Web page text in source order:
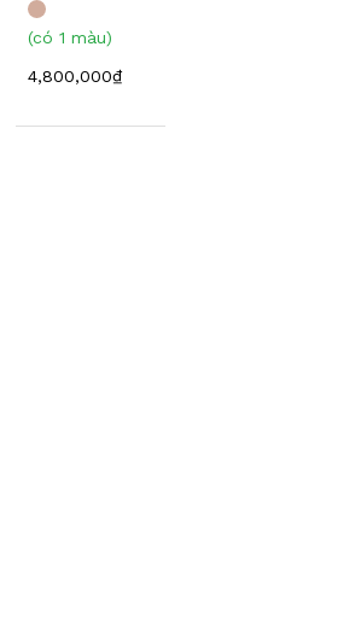
(có 1 màu)
4,800,000₫